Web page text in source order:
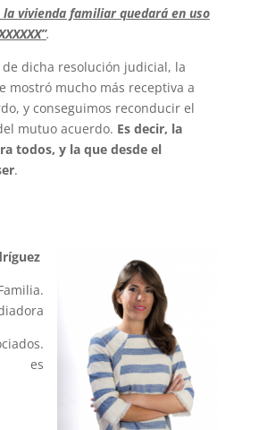
vivienda familiar quedará en uso
.
dicha resolución judicial, la
mostró mucho más receptiva a
y conseguimos reconducir el
mutuo acuerdo. Es decir, la
todos, y la que desde el
.
es